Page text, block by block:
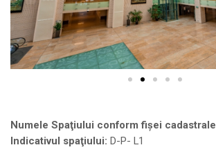
Numele Spaţiului conform fişei cadastrale
Indicativul spaţiului: D-P- L1